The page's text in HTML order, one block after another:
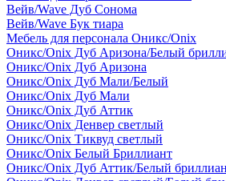
Вейв/Wave Дуб Сонома
Вейв/Wave Бук тиара
Мебель для персонала Оникс/Onix
Оникс/Onix Дуб Аризона/Белый
Оникс/Onix Дуб Аризона
Оникс/Onix Дуб Мали/Белый
Оникс/Onix Дуб Мали
Оникс/Onix Дуб Аттик
Оникс/Onix Денвер светлый
Оникс/Onix Тиквуд светлый
Оникс/Onix Белый Бриллиант
Оникс/Onix Дуб Аттик/Белый